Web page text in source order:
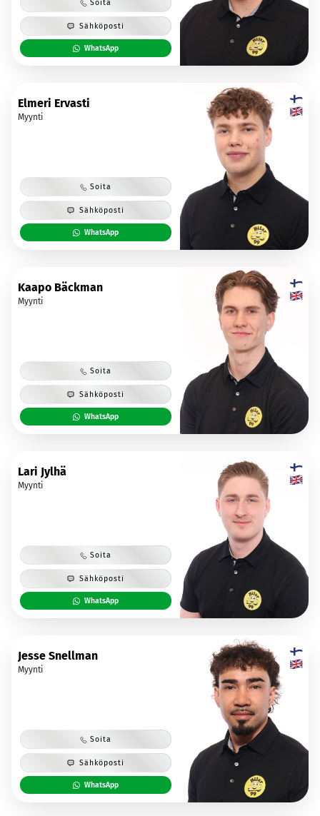
Soita
Sähköposti
WhatsApp
Elmeri Ervasti
Myynti
Soita
Sähköposti
WhatsApp
Kaapo Bäckman
Myynti
Soita
Sähköposti
WhatsApp
Lari Jylhä
Myynti
Soita
Sähköposti
WhatsApp
Jesse Snellman
Myynti
Soita
Sähköposti
WhatsApp